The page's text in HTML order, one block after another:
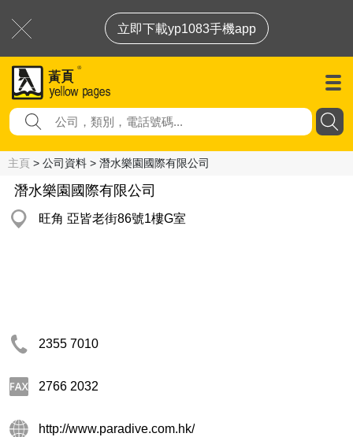
立即下載yp1083手機app
主頁 > 公司資料 > 潛水樂園國際有限公司
潛水樂園國際有限公司
旺角 亞皆老街86號1樓G室
2355 7010
2766 2032
http://www.paradive.com.hk/